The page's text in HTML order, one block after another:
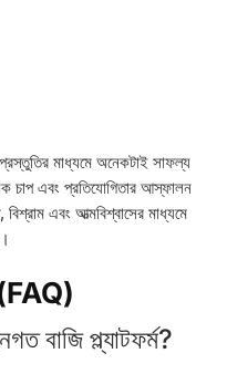
মাধ্যমে অনেকটাই সাফল্য
চাপ এবং প্রতিযোগিতার আস্ফালন
এবং আত্মবিশ্বাসের মাধ্যমে
(FAQ)
প্ল্যাটফর্ম?